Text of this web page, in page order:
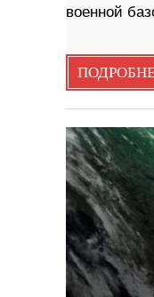
военной